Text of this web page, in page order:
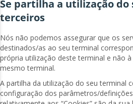
Se partilha a utilização
terceiros
Nós não podemos assegurar que os
destinados/as ao seu terminal
própria utilização deste terminal e não
mesmo terminal.
A partilha da utilização do seu terminal
configuração dos parâmetros/